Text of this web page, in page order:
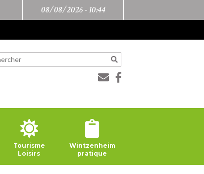
08/08/2026 -10:44
Tourisme
Loisirs
Wintzenheim
pratique